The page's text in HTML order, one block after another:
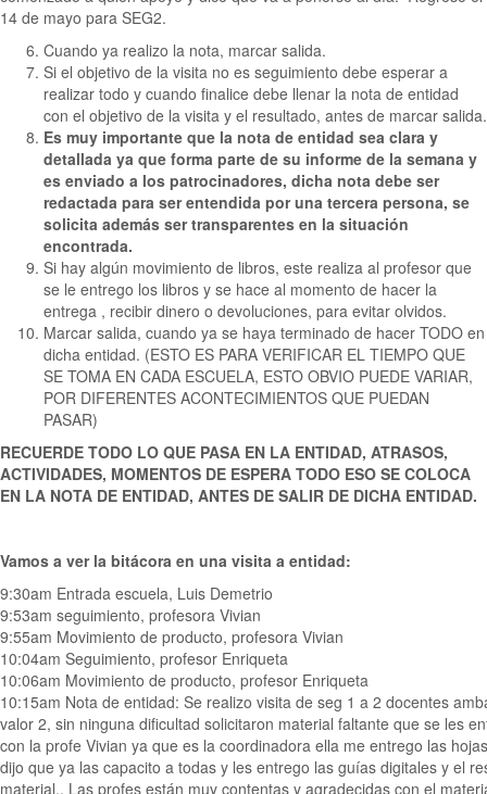
14 de mayo para SEG2.
Cuando ya realizo la nota, marcar salida.
Si el objetivo de la visita no es seguimiento debe esperar a
realizar todo y cuando finalice debe llenar la nota de entidad
con el objetivo de la visita y el resultado, antes de marcar salida.
Es muy importante que la nota de entidad sea clara y
detallada ya que forma parte de su informe de la semana y
es enviado a los patrocinadores, dicha nota debe ser
redactada para ser entendida por una tercera persona, se
solicita además ser transparentes en la situación
encontrada.
Si hay algún movimiento de libros, este realiza al profesor que
se le entrego los libros y se hace al momento de hacer la
entrega , recibir dinero o devoluciones, para evitar olvidos.
Marcar salida, cuando ya se haya terminado de hacer TODO en
dicha entidad. (ESTO ES PARA VERIFICAR EL TIEMPO QUE
SE TOMA EN CADA ESCUELA, ESTO OBVIO PUEDE VARIAR,
POR DIFERENTES ACONTECIMIENTOS QUE PUEDAN
PASAR)
RECUERDE TODO LO QUE PASA EN LA ENTIDAD, ATRASOS,
ACTIVIDADES, MOMENTOS DE ESPERA TODO ESO SE COLOCA
EN LA NOTA DE ENTIDAD, ANTES DE SALIR DE DICHA ENTIDAD.
Vamos a ver la bitácora en una visita a entidad:
9:30am Entrada escuela, Luis Demetrio
9:53am seguimiento, profesora Vivian
9:55am Movimiento de producto, profesora Vivian
10:04am Seguimiento, profesor Enriqueta
10:06am Movimiento de producto, profesor Enriqueta
10:15am Nota de entidad: Se realizo visita de seg 1 a 2 docentes
valor 2, sin ninguna dificultad solicitaron material faltante que se les
con la profe Vivian ya que es la coordinadora ella me entrego las
dijo que ya las capacito a todas y les entrego las guías digitales y el
material,. Las profes están muy contentas y agradecidas con el